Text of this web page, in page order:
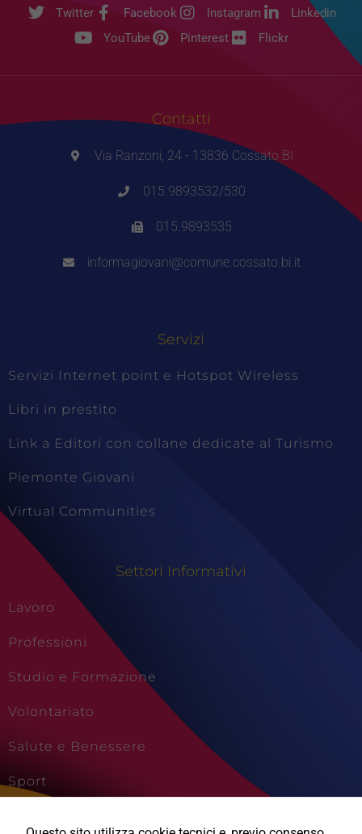
Twitter Facebook Instagram
Linkedin
YouTube
Pinterest Flickr
Contatti
Via Ranzoni, 24 - 13836 Cossato BI
015.9893532/530
015.9893535
informagiovani@comune.cossato.bi.it
Servizi
Servizi Internet point e Hotspot Wireless
Libri in prestito
Link a Editori con collane dedicate al Turismo
Piemonte Giovani
Virtual Communities
Settori Informativi
Lavoro
Professioni
Studio e Formazione
Volontariato
Salute e Benessere
Sport